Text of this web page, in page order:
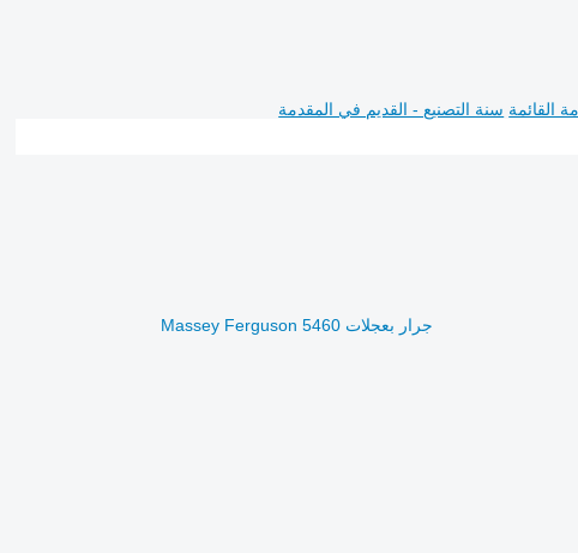
القائمة سنة التصنيع - القديم في المقدمة
جرار بعجلات Massey Ferguson 5460